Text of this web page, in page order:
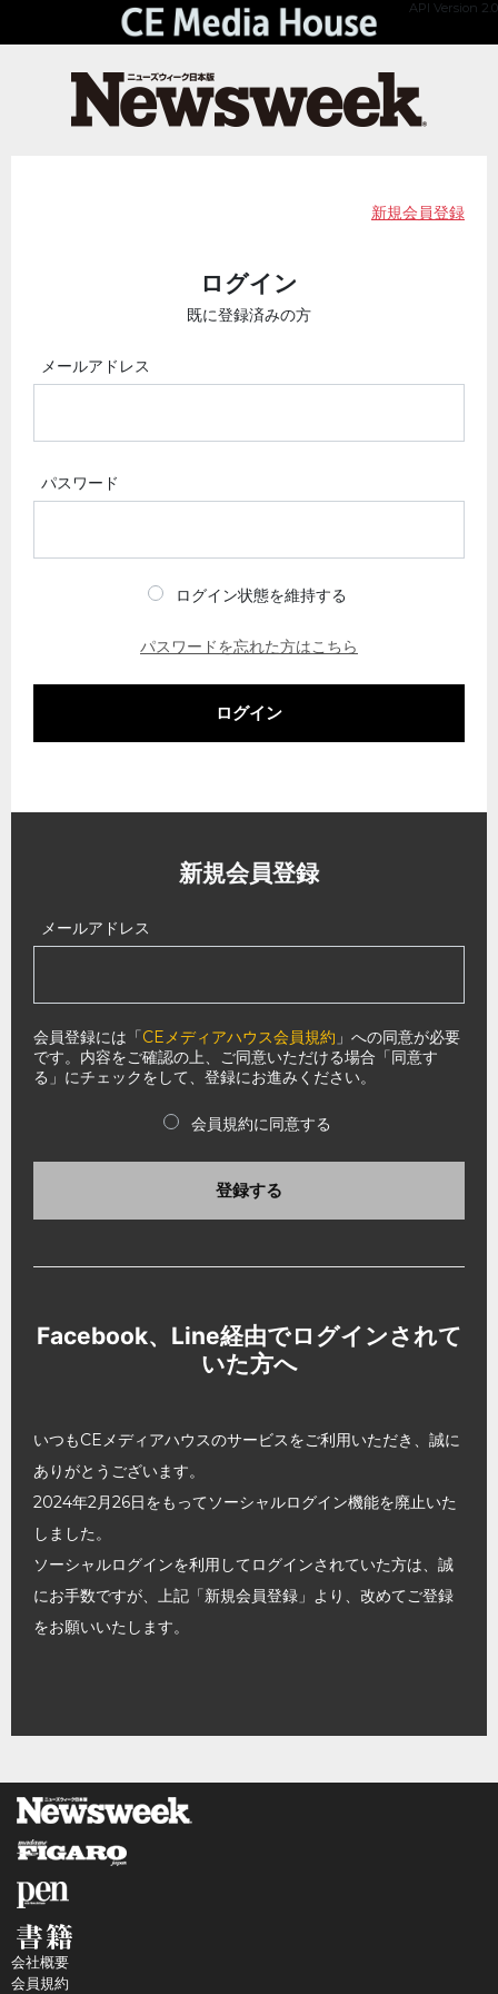
API Version 2.0
新規会員登録
ログイン
既に登録済みの方
メールアドレス
パスワード
ログイン状態を維持する
パスワードを忘れた方はこちら
ログイン
新規会員登録
メールアドレス
会員登録には「CEメディアハウス会員規約 」への同意が必要
です。内容をご確認の上、ご同意いただける場合「同意す
る」にチェックをして、登録にお進みください。
会員規約に同意する
登録する
Facebook、Line経由でログインされて
いた方へ
いつもCEメディアハウスのサービスをご利用いただき、誠に
ありがとうございます。
2024年2月26日をもってソーシャルログイン機能を廃止いた
しました。
ソーシャルログインを利用してログインされていた方は、誠
にお手数ですが、上記「新規会員登録」より、改めてご登録
をお願いいたします。
会社概要
会員規約